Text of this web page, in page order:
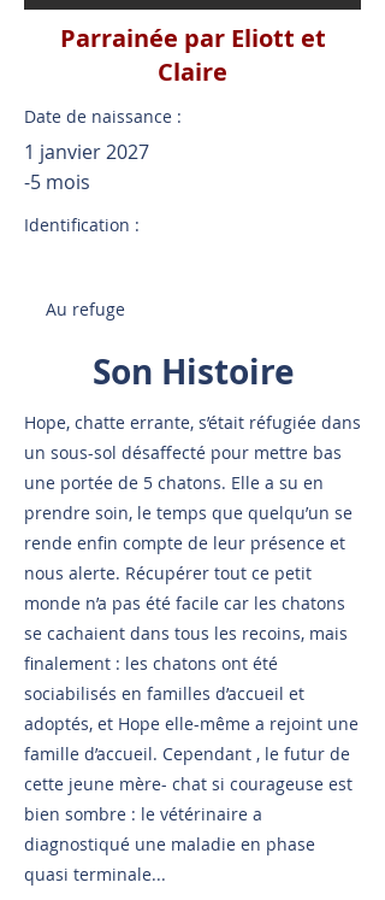
Parrainée par Eliott et
Claire
Date de naissance :
1 janvier 2027
-5 mois
Identification :
Au refuge
Son Histoire
Hope, chatte errante, s’était réfugiée dans
un sous-sol désaffecté pour mettre bas
une portée de 5 chatons. Elle a su en
prendre soin, le temps que quelqu’un se
rende enfin compte de leur présence et
nous alerte. Récupérer tout ce petit
monde n’a pas été facile car les chatons
se cachaient dans tous les recoins, mais
finalement : les chatons ont été
sociabilisés en familles d’accueil et
adoptés, et Hope elle-même a rejoint une
famille d’accueil. Cependant , le futur de
cette jeune mère- chat si courageuse est
bien sombre : le vétérinaire a
diagnostiqué une maladie en phase
quasi terminale...